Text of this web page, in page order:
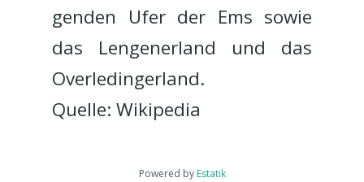
genden Ufer der Ems sowie
das Lengenerland und das
Overledingerland.
Quelle: Wikipedia
Powered by Estatik